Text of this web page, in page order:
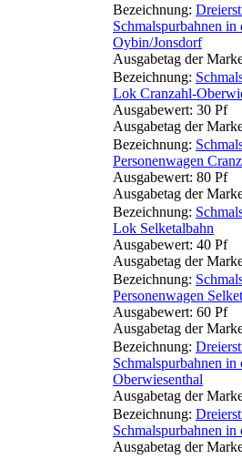
Bezeichnung:
Schmalspurbahnen
Oybin/Jonsdorf
Ausgabetag der
Bezeichnung:
Lok Cranzahl-
Ausgabewert: 30 Pf
Ausgabetag der
Bezeichnung:
Personenwagen
Ausgabewert: 80 Pf
Ausgabetag der
Bezeichnung:
Lok Selketalbahn
Ausgabewert: 40 Pf
Ausgabetag der
Bezeichnung:
Personenwagen
Ausgabewert: 60 Pf
Ausgabetag der
Bezeichnung:
Schmalspurbahnen
Oberwiesenthal
Ausgabetag der
Bezeichnung:
Schmalspurbahnen
Ausgabetag der